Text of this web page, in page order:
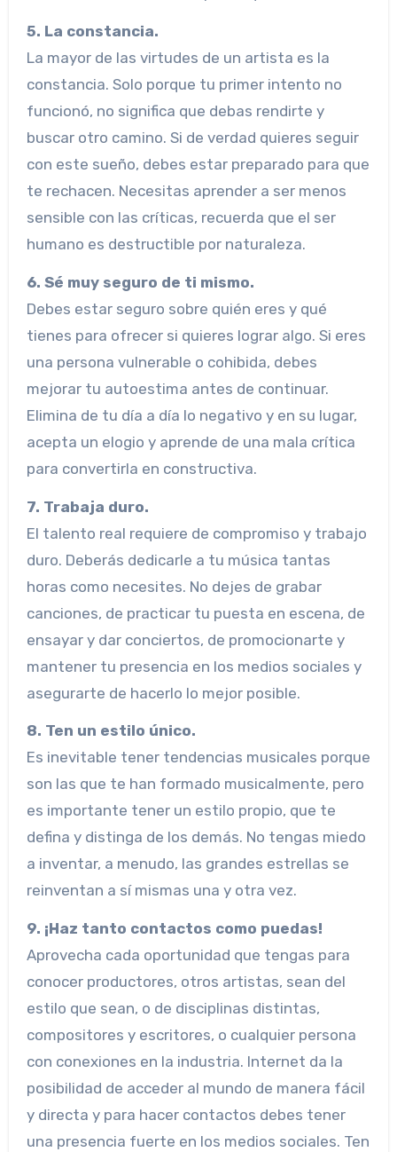
5. La constancia.
La mayor de las virtudes de un artista es la
constancia. Solo porque tu primer intento no
funcionó, no significa que debas rendirte y
buscar otro camino. Si de verdad quieres seguir
con este sueño, debes estar preparado para que
te rechacen. Necesitas aprender a ser menos
sensible con las críticas, recuerda que el ser
humano es destructible por naturaleza.
6. Sé muy seguro de ti mismo.
Debes estar seguro sobre quién eres y qué
tienes para ofrecer si quieres lograr algo. Si eres
una persona vulnerable o cohibida, debes
mejorar tu autoestima antes de continuar.
Elimina de tu día a día lo negativo y en su lugar,
acepta un elogio y aprende de una mala crítica
para convertirla en constructiva.
7. Trabaja duro.
El talento real requiere de compromiso y trabajo
duro. Deberás dedicarle a tu música tantas
horas como necesites. No dejes de grabar
canciones, de practicar tu puesta en escena, de
ensayar y dar conciertos, de promocionarte y
mantener tu presencia en los medios sociales y
asegurarte de hacerlo lo mejor posible.
8. Ten un estilo único.
Es inevitable tener tendencias musicales porque
son las que te han formado musicalmente, pero
es importante tener un estilo propio, que te
defina y distinga de los demás. No tengas miedo
a inventar, a menudo, las grandes estrellas se
reinventan a sí mismas una y otra vez.
9. ¡Haz tanto contactos como puedas!
Aprovecha cada oportunidad que tengas para
conocer productores, otros artistas, sean del
estilo que sean, o de disciplinas distintas,
compositores y escritores, o cualquier persona
con conexiones en la industria. Internet da la
posibilidad de acceder al mundo de manera fácil
y directa y para hacer contactos debes tener
una presencia fuerte en los medios sociales. Ten